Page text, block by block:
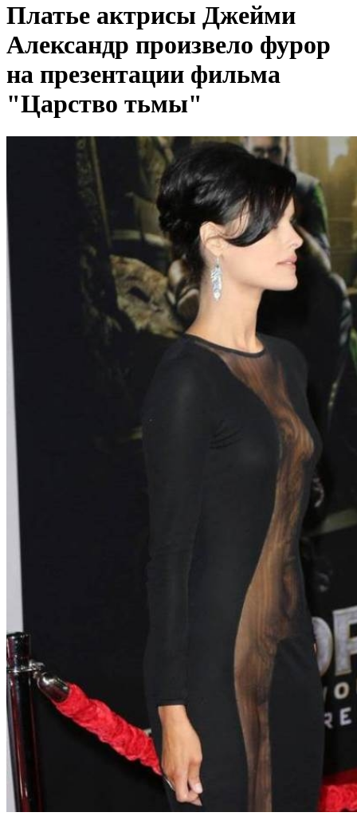
Платье актрисы Джейми
Александр произвело фурор
на презентации фильма
"Царство тьмы"